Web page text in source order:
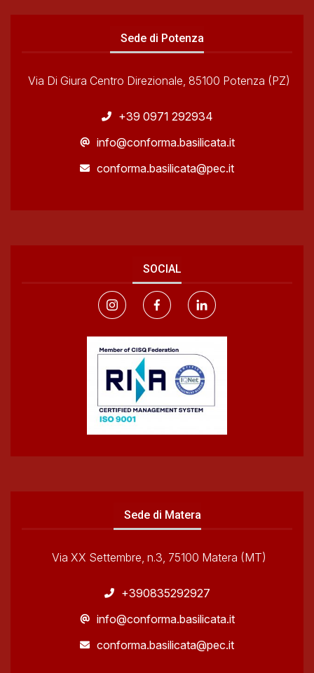
Sede di Potenza
Via Di Giura Centro Direzionale, 85100 Potenza (PZ)
+39 0971 292934
info@conforma.basilicata.it
conforma.basilicata@pec.it
SOCIAL
Sede di Matera
Via XX Settembre, n.3, 75100 Matera (MT)
+390835292927
info@conforma.basilicata.it
conforma.basilicata@pec.it